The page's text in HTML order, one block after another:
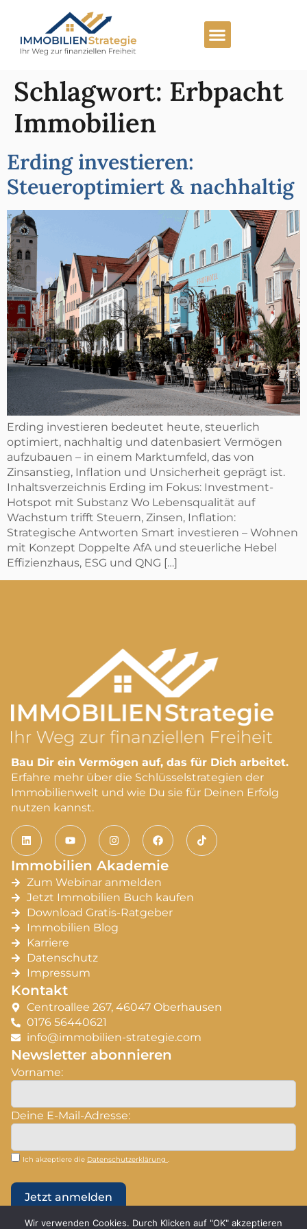
Schlagwort: Erbpacht
Immobilien
Erding investieren:
Steueroptimiert & nachhaltig
Erding investieren bedeutet heute, steuerlich
optimiert, nachhaltig und datenbasiert Vermögen
aufzubauen – in einem Marktumfeld, das von
Zinsanstieg, Inflation und Unsicherheit geprägt ist.
Inhaltsverzeichnis Erding im Fokus: Investment-
Hotspot mit Substanz Wo Lebensqualität auf
Wachstum trifft Steuern, Zinsen, Inflation:
Strategische Antworten Smart investieren – Wohnen
mit Konzept Doppelte AfA und steuerliche Hebel
Effizienzhaus, ESG und QNG […]
Bau Dir ein Vermögen auf, das für Dich arbeitet.
Erfahre mehr über die Schlüsselstrategien der
Immobilienwelt und wie Du sie für Deinen Erfolg
nutzen kannst.
Immobilien Akademie
Zum Webinar anmelden
Jetzt Immobilien Buch kaufen
Download Gratis-Ratgeber
Immobilien Blog
Karriere
Datenschutz
Impressum
Kontakt
Centroallee 267, 46047 Oberhausen
0176 56440621
info@immobilien-strategie.com
Newsletter abonnieren
Vorname:
Deine E-Mail-Adresse:
Ich akzeptiere die Datenschutzerklärung
Wir verwenden Cookies. Durch Klicken auf "OK" akzeptieren